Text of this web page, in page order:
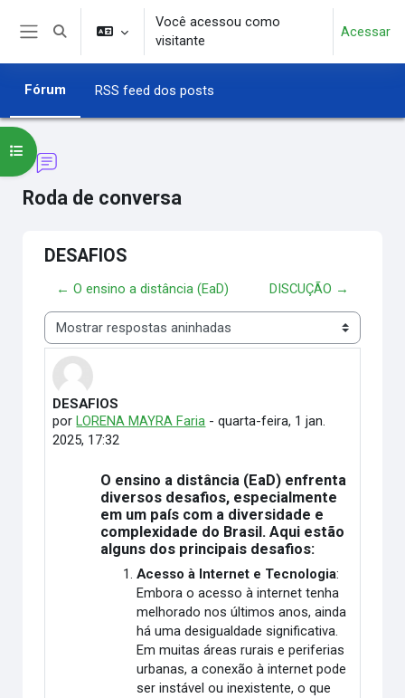
Ir para o conteúdo principal
Alternar entrada de pesquisa
Você acessou como
visitante
Acessar
Fórum RSS feed dos posts
Roda de conversa
Abrir índice do curso
DESAFIOS
← O ensino a distância (EaD) DISCUÇÃO →
Modo de visualização
DESAFIOS
por LORENA MAYRA Faria -quarta-feira, 1 jan.
2025, 17:32
Número de respostas: 0
O ensino a distância (EaD) enfrenta
diversos desafios, especialmente
em um país com a diversidade e
complexidade do Brasil. Aqui estão
alguns dos principais desafios:
Acesso à Internet e Tecnologia:
Embora o acesso à internet tenha
melhorado nos últimos anos, ainda
há uma desigualdade significativa.
Em muitas áreas rurais e periferias
urbanas, a conexão à internet pode
ser instável ou inexistente, o que